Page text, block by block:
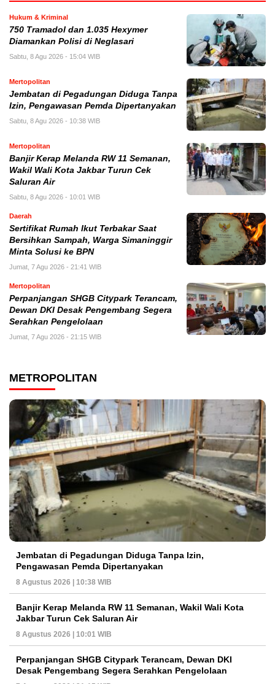
Hukum & Kriminal
750 Tramadol dan 1.035 Hexymer
Diamankan Polisi di Neglasari
Sabtu, 8 Agu 2026 - 15:04 WIB
Mertopolitan
Jembatan di Pegadungan Diduga Tanpa
Izin, Pengawasan Pemda Dipertanyakan
Sabtu, 8 Agu 2026 - 10:38 WIB
Mertopolitan
Banjir Kerap Melanda RW 11 Semanan,
Wakil Wali Kota Jakbar Turun Cek
Saluran Air
Sabtu, 8 Agu 2026 - 10:01 WIB
Daerah
Sertifikat Rumah Ikut Terbakar Saat
Bersihkan Sampah, Warga Simaninggir
Minta Solusi ke BPN
Jumat, 7 Agu 2026 - 21:41 WIB
Mertopolitan
Perpanjangan SHGB Citypark Terancam,
Dewan DKI Desak Pengembang Segera
Serahkan Pengelolaan
Jumat, 7 Agu 2026 - 21:15 WIB
METROPOLITAN
Jembatan di Pegadungan Diduga Tanpa Izin,
Pengawasan Pemda Dipertanyakan
8 Agustus 2026 | 10:38 WIB
Banjir Kerap Melanda RW 11 Semanan, Wakil Wali Kota
Jakbar Turun Cek Saluran Air
8 Agustus 2026 | 10:01 WIB
Perpanjangan SHGB Citypark Terancam, Dewan DKI
Desak Pengembang Segera Serahkan Pengelolaan